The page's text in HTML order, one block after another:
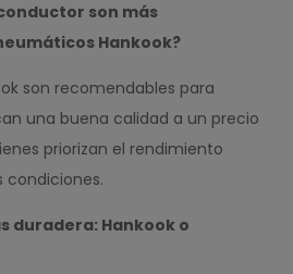
son más
Hankook?
son recomendables para
una buena calidad a un precio
priorizan el rendimiento
condiciones.
duradera: Hankook o